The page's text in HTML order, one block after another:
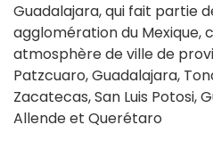
Guadalajara, qui fait partie
agglomération du Mexique,
atmosphère de ville de
Patzcuaro, Guadalajara,
Zacatecas, San Luis Potosi,
Allende et Querétaro